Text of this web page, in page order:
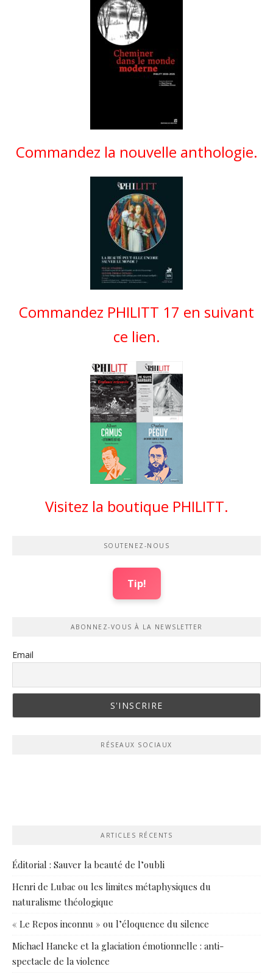
Commandez la nouvelle anthologie.
Commandez PHILITT 17 en suivant
ce lien.
Visitez la boutique PHILITT.
SOUTENEZ-NOUS
Tip!
ABONNEZ-VOUS À LA NEWSLETTER
Email
RÉSEAUX SOCIAUX
ARTICLES RÉCENTS
Éditorial : Sauver la beauté de l’oubli
Henri de Lubac ou les limites métaphysiques du
naturalisme théologique
« Le Repos inconnu » ou l’éloquence du silence
Michael Haneke et la glaciation émotionnelle : anti-
spectacle de la violence